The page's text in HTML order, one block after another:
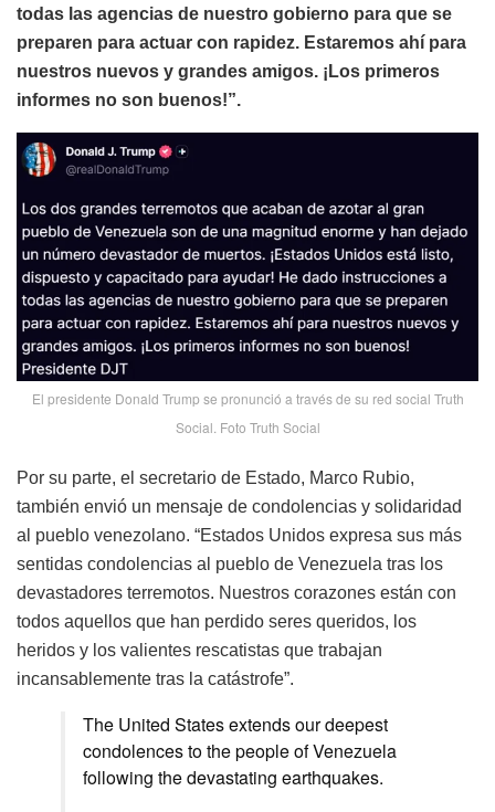
todas las agencias de nuestro gobierno para que se
preparen para actuar con rapidez. Estaremos ahí para
nuestros nuevos y grandes amigos. ¡Los primeros
informes no son buenos!”.
El presidente Donald Trump se pronunció a través de su red social Truth
Social. Foto Truth Social
Por su parte, el secretario de Estado, Marco Rubio,
también envió un mensaje de condolencias y solidaridad
al pueblo venezolano. “Estados Unidos expresa sus más
sentidas condolencias al pueblo de Venezuela tras los
devastadores terremotos. Nuestros corazones están con
todos aquellos que han perdido seres queridos, los
heridos y los valientes rescatistas que trabajan
incansablemente tras la catástrofe”.
The United States extends our deepest
condolences to the people of Venezuela
following the devastating earthquakes.